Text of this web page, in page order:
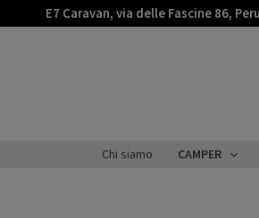
E7 Caravan, via delle Fascine 86,
Chi siamo CAMPER